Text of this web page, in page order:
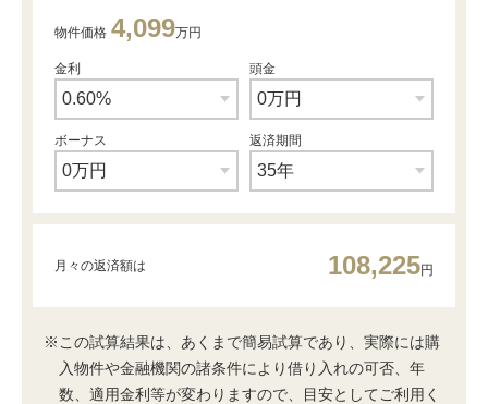
物件価格 4,099万円
金利 頭金
ボーナス 返済期間
月々の返済額は 108,225円
※この試算結果は、あくまで簡易試算であり、実際には購
入物件や金融機関の諸条件により借り入れの可否、年
数、適用金利等が変わりますので、目安としてご利用く